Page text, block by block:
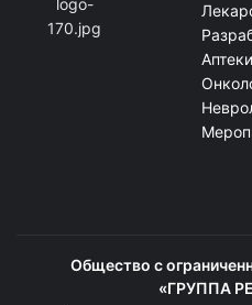
Аптеки
Общество с
«ГРУППА